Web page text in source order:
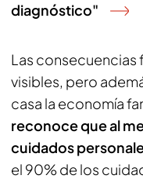
diagnóstico"
Las consecuencias
visibles, pero
casa la economía
reconoce que al
cuidados
el 90% de los